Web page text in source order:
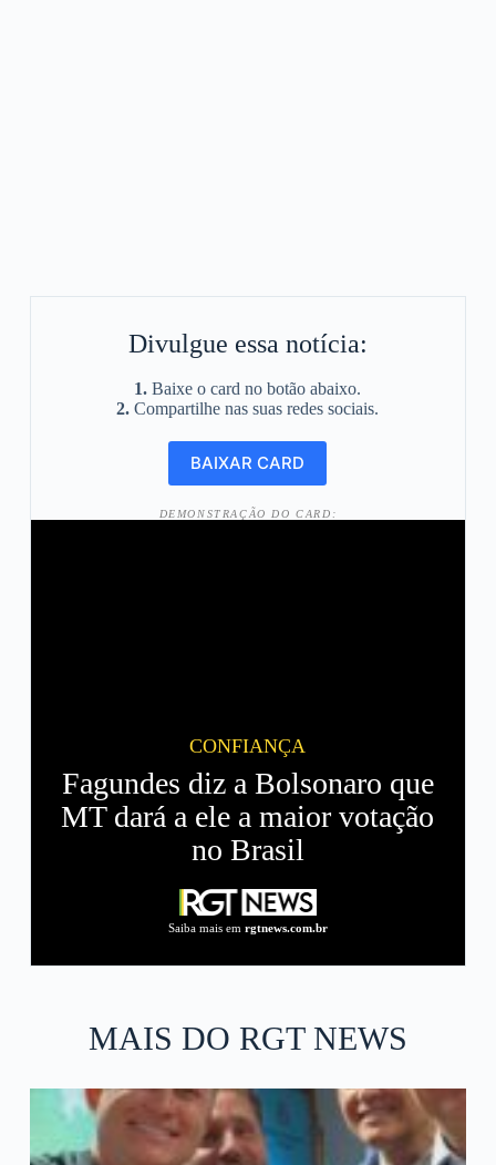
Divulgue essa notícia:
1. Baixe o card no botão abaixo.
2. Compartilhe nas suas redes sociais.
DEMONSTRAÇÃO DO CARD:
CONFIANÇA
Fagundes diz a Bolsonaro que
MT dará a ele a maior votação
no Brasil
Saiba mais em rgtnews.com.br
MAIS DO RGT NEWS